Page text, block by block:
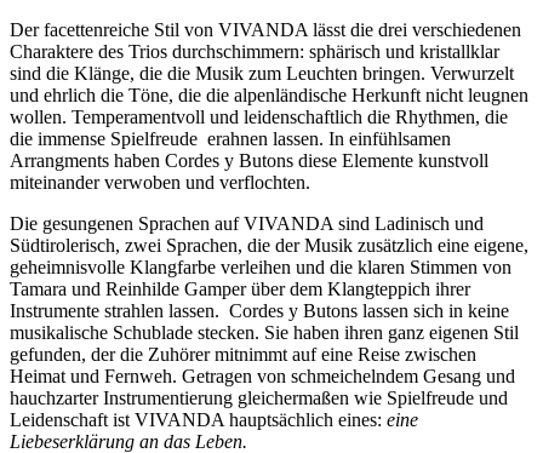
Der facettenreiche Stil von VIVANDA lässt die drei verschiedenen
Charaktere des Trios durchschimmern: sphärisch und kristallklar
sind die Klänge, die die Musik zum Leuchten bringen. Verwurzelt
und ehrlich die Töne, die die alpenländische Herkunft nicht leugnen
wollen. Temperamentvoll und leidenschaftlich die Rhythmen, die
die immense Spielfreude erahnen lassen. In einfühlsamen
Arrangments haben Cordes y Butons diese Elemente kunstvoll
miteinander verwoben und verflochten.
Die gesungenen Sprachen auf VIVANDA sind Ladinisch und
Südtirolerisch, zwei Sprachen, die der Musik zusätzlich eine eigene,
geheimnisvolle Klangfarbe verleihen und die klaren Stimmen von
Tamara und Reinhilde Gamper über dem Klangteppich ihrer
Instrumente strahlen lassen. Cordes y Butons lassen sich in keine
musikalische Schublade stecken. Sie haben ihren ganz eigenen Stil
gefunden, der die Zuhörer mitnimmt auf eine Reise zwischen
Heimat und Fernweh. Getragen von schmeichelndem Gesang und
hauchzarter Instrumentierung gleichermaßen wie Spielfreude und
Leidenschaft ist VIVANDA hauptsächlich eines: eine
Liebeserklärung an das Leben.